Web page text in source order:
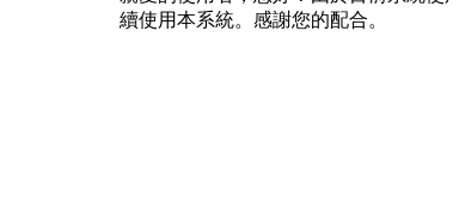
續使用本系統。感謝您的配合。